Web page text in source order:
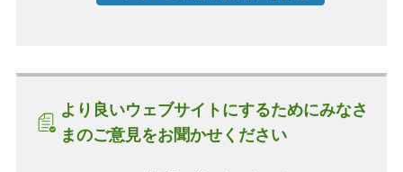
より良いウェブサイトにするためにみなさ
まのご意見をお聞かせください